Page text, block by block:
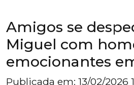
Amigos se
Miguel com
emocionantes
Publicada em: 13/02/2026